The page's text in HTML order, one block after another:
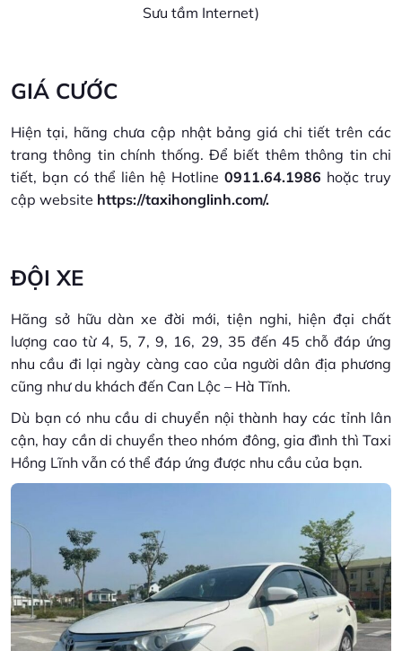
Sưu tầm Internet)
GIÁ CƯỚC
Hiện tại, hãng chưa cập nhật bảng giá chi tiết trên các
trang thông tin chính thống. Để biết thêm thông tin chi
tiết, bạn có thể liên hệ Hotline 0911.64.1986 hoặc truy
cập website https://taxihonglinh.com/.
ĐỘI XE
Hãng sở hữu dàn xe đời mới, tiện nghi, hiện đại chất
lượng cao từ 4, 5, 7, 9, 16, 29, 35 đến 45 chỗ đáp ứng
nhu cầu đi lại ngày càng cao của người dân địa phương
cũng như du khách đến Can Lộc – Hà Tĩnh.
Dù bạn có nhu cầu di chuyển nội thành hay các tỉnh lân
cận, hay cần di chuyển theo nhóm đông, gia đình thì Taxi
Hồng Lĩnh vẫn có thể đáp ứng được nhu cầu của bạn.